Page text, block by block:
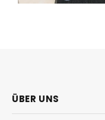
ÜBER UNS